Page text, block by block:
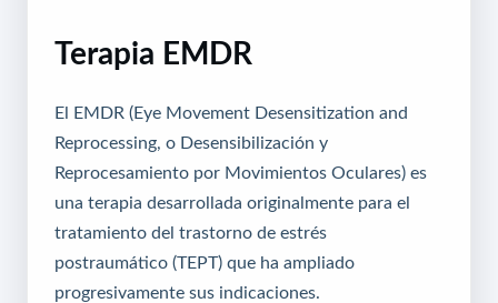
Terapia EMDR
El EMDR (Eye Movement Desensitization and
Reprocessing, o Desensibilización y
Reprocesamiento por Movimientos Oculares) es
una terapia desarrollada originalmente para el
tratamiento del trastorno de estrés
postraumático (TEPT) que ha ampliado
progresivamente sus indicaciones.